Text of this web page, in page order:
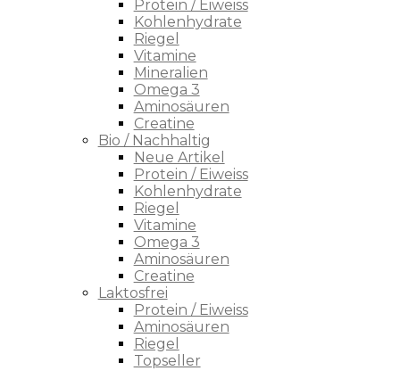
Protein / Eiweiss
Kohlenhydrate
Riegel
Vitamine
Mineralien
Omega 3
Aminosäuren
Creatine
Bio / Nachhaltig
Neue Artikel
Protein / Eiweiss
Kohlenhydrate
Riegel
Vitamine
Omega 3
Aminosäuren
Creatine
Laktosfrei
Protein / Eiweiss
Aminosäuren
Riegel
Topseller